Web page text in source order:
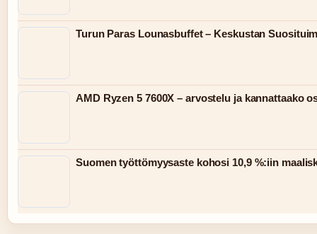
Turun Paras Lounasbuffet – Keskustan
AMD Ryzen 5 7600X – arvostelu ja kannattaako
Suomen työttömyysaste kohosi 10,9 %:iin